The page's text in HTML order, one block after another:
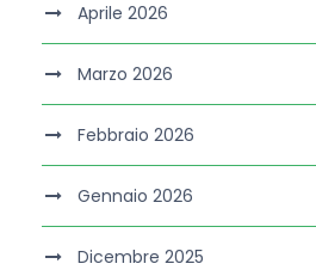
Aprile 2026
Marzo 2026
Febbraio 2026
Gennaio 2026
Dicembre 2025